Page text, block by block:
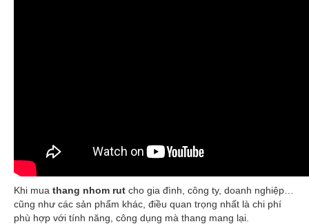
Khi mua thang nhom rut cho gia đình, công ty, doanh nghiệp…
cũng như các sản phẩm khác, điều quan trọng nhất là chi phí
phù hợp với tính năng, công dụng mà thang mang lại.